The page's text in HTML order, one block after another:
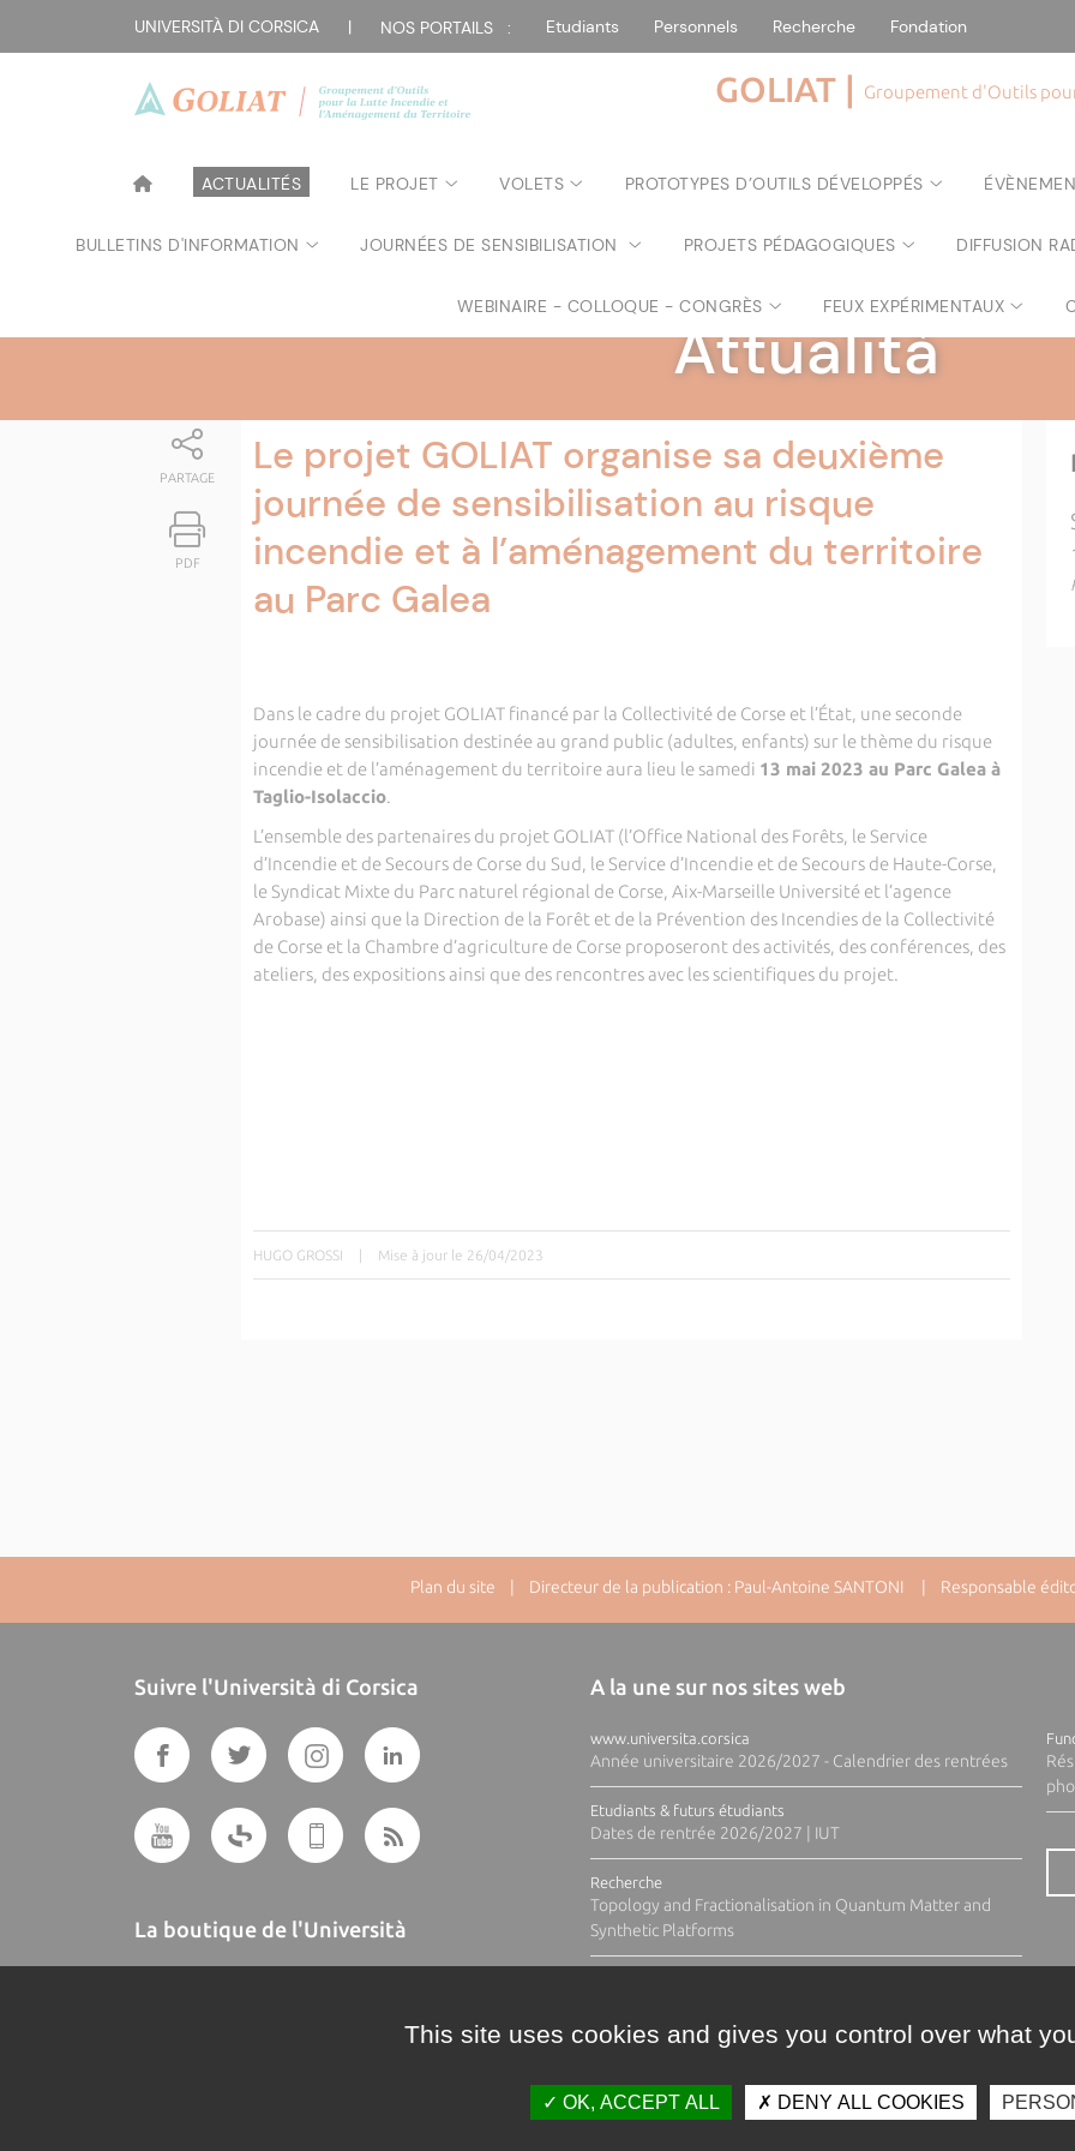
UNIVERSITÀ DI CORSICA | NOS PORTAILS : Etudiants Personnels Recherche Fondation
GOLIAT | Groupement d'Outils
ACTUALITÉS LE PROJET VOLETS PROTOTYPES D’OUTILS DÉVELOPPÉS
BULLETINS D'INFORMATION JOURNÉES DE SENSIBILISATION PROJETS PÉDAGOGIQUES DIFFUSION
WEBINAIRE - COLLOQUE - CONGRÈS FEUX EXPÉRIMENTAUX
Attualità
PARTAGE
PDF
Le projet GOLIAT organise sa deuxième
journée de sensibilisation au risque
incendie et à l’aménagement du territoire
au Parc Galea
Dans le cadre du projet GOLIAT financé par la Collectivité de Corse et l’État, une seconde
journée de sensibilisation destinée au grand public (adultes, enfants) sur le thème du risque
incendie et de l’aménagement du territoire aura lieu le samedi 13 mai 2023 au Parc Galea à
Taglio-Isolaccio.
L’ensemble des partenaires du projet GOLIAT (l’Office National des Forêts, le Service
d’Incendie et de Secours de Corse du Sud, le Service d’Incendie et de Secours de Haute-Corse,
le Syndicat Mixte du Parc naturel régional de Corse, Aix-Marseille Université et l’agence
Arobase) ainsi que la Direction de la Forêt et de la Prévention des Incendies de la Collectivité
de Corse et la Chambre d’agriculture de Corse proposeront des activités, des conférences, des
ateliers, des expositions ainsi que des rencontres avec les scientifiques du projet.
HUGO GROSSI | Mise à jour le 26/04/2023
Plan du site | Directeur de la publication : Paul-Antoine SANTONI | Responsable
Suivre l'Università di Corsica
La boutique de l'Università
A la une sur nos sites web
www.universita.corsica
Année universitaire 2026/2027 - Calendrier des rentrées
Etudiants & futurs étudiants
Dates de rentrée 2026/2027 | IUT
Recherche
Topology and Fractionalisation in Quantum Matter and
Synthetic Platforms
This site uses cookies and gives you control over what
OK, ACCEPT ALL DENY ALL COOKIES